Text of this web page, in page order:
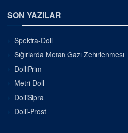
SON YAZILAR
Spektra-Doll
Sığırlarda Metan Gazı Zehirlenmesi
DolliPrim
Metri-Doll
DolliSipra
Dolli-Prost